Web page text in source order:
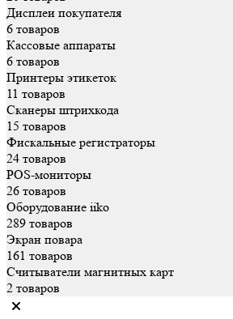
Дисплеи покупателя
6 товаров
Кассовые аппараты
6 товаров
Принтеры этикеток
11 товаров
Сканеры штрихкода
15 товаров
Фискальные регистраторы
24 товаров
POS-мониторы
26 товаров
Оборудование iiko
289 товаров
Экран повара
161 товаров
Считыватели магнитных карт
2 товаров